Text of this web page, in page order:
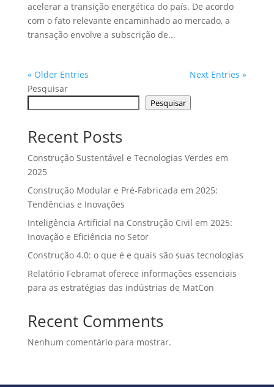
acelerar a transição energética do país. De acordo
com o fato relevante encaminhado ao mercado, a
transação envolve a subscrição de...
« Older Entries
Next Entries »
Pesquisar
Pesquisar
Recent Posts
Construção Sustentável e Tecnologias Verdes em
2025
Construção Modular e Pré-Fabricada em 2025:
Tendências e Inovações
Inteligência Artificial na Construção Civil em 2025:
Inovação e Eficiência no Setor
Construção 4.0: o que é e quais são suas tecnologias
Relatório Febramat oferece informações essenciais
para as estratégias das indústrias de MatCon
Recent Comments
Nenhum comentário para mostrar.